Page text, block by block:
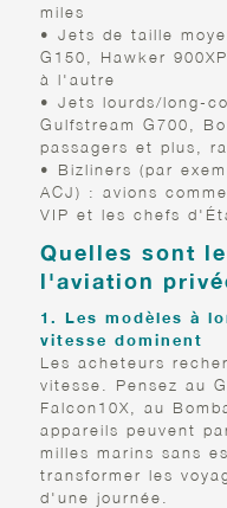
miles
• Jets de taille
G150, Hawker
à l'autre
• Jets lourds/long-
Gulfstream G700,
passagers et plus,
• Bizliners (par
ACJ) : avions
VIP et les chefs
Quelles sont
l'aviation
1. Les modèles à
vitesse dominent
Les acheteurs
vitesse. Pensez au
Falcon10X, au
appareils peuvent
milles marins sans
transformer les
d'une journée.